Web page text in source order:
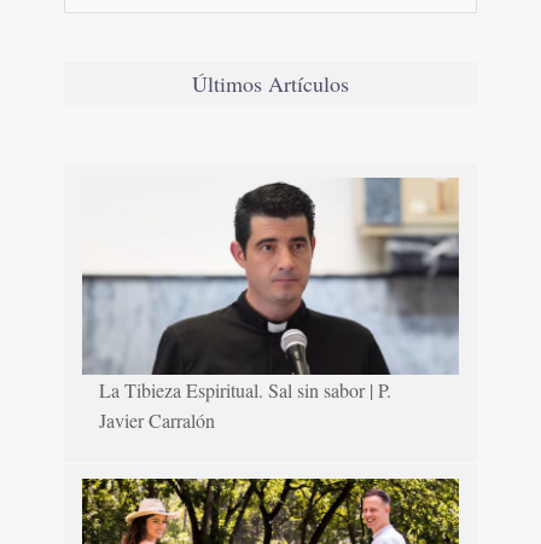
Últimos Artículos
La Tibieza Espiritual. Sal sin sabor | P.
Javier Carralón